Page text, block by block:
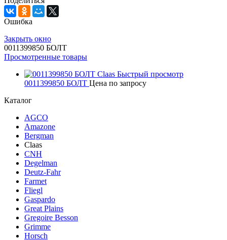
Ошибка
Закрыть окно
0011399850 БОЛТ
Просмотренные товары
Быстрый просмотр
0011399850 БОЛТ Цена по запросу
Каталог
AGCO
Amazone
Bergman
Claas
CNH
Degelman
Deutz-Fahr
Farmet
Fliegl
Gaspardo
Great Plains
Gregoire Besson
Grimme
Horsch